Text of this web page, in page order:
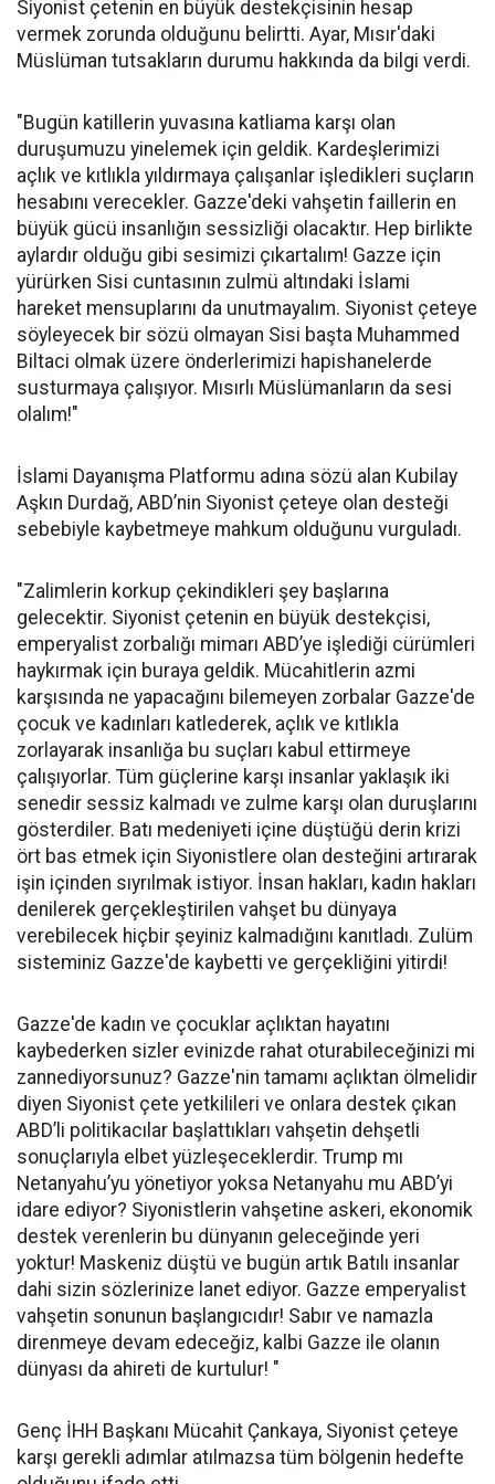
Siyonist çetenin en büyük destekçisinin hesap
vermek zorunda olduğunu belirtti. Ayar, Mısır'daki
Müslüman tutsakların durumu hakkında da bilgi verdi.
"Bugün katillerin yuvasına katliama karşı olan
duruşumuzu yinelemek için geldik. Kardeşlerimizi
açlık ve kıtlıkla yıldırmaya çalışanlar işledikleri suçların
hesabını verecekler. Gazze'deki vahşetin faillerin en
büyük gücü insanlığın sessizliği olacaktır. Hep birlikte
aylardır olduğu gibi sesimizi çıkartalım! Gazze için
yürürken Sisi cuntasının zulmü altındaki İslami
hareket mensuplarını da unutmayalım. Siyonist çeteye
söyleyecek bir sözü olmayan Sisi başta Muhammed
Biltaci olmak üzere önderlerimizi hapishanelerde
susturmaya çalışıyor. Mısırlı Müslümanların da sesi
olalım!"
İslami Dayanışma Platformu adına sözü alan Kubilay
Aşkın Durdağ, ABD’nin Siyonist çeteye olan desteği
sebebiyle kaybetmeye mahkum olduğunu vurguladı.
"Zalimlerin korkup çekindikleri şey başlarına
gelecektir. Siyonist çetenin en büyük destekçisi,
emperyalist zorbalığı mimarı ABD’ye işlediği cürümleri
haykırmak için buraya geldik. Mücahitlerin azmi
karşısında ne yapacağını bilemeyen zorbalar Gazze'de
çocuk ve kadınları katlederek, açlık ve kıtlıkla
zorlayarak insanlığa bu suçları kabul ettirmeye
çalışıyorlar. Tüm güçlerine karşı insanlar yaklaşık iki
senedir sessiz kalmadı ve zulme karşı olan duruşlarını
gösterdiler. Batı medeniyeti içine düştüğü derin krizi
ört bas etmek için Siyonistlere olan desteğini artırarak
işin içinden sıyrılmak istiyor. İnsan hakları, kadın hakları
denilerek gerçekleştirilen vahşet bu dünyaya
verebilecek hiçbir şeyiniz kalmadığını kanıtladı. Zulüm
sisteminiz Gazze'de kaybetti ve gerçekliğini yitirdi!
Gazze'de kadın ve çocuklar açlıktan hayatını
kaybederken sizler evinizde rahat oturabileceğinizi mi
zannediyorsunuz? Gazze'nin tamamı açlıktan ölmelidir
diyen Siyonist çete yetkilileri ve onlara destek çıkan
ABD’li politikacılar başlattıkları vahşetin dehşetli
sonuçlarıyla elbet yüzleşeceklerdir. Trump mı
Netanyahu’yu yönetiyor yoksa Netanyahu mu ABD’yi
idare ediyor? Siyonistlerin vahşetine askeri, ekonomik
destek verenlerin bu dünyanın geleceğinde yeri
yoktur! Maskeniz düştü ve bugün artık Batılı insanlar
dahi sizin sözlerinize lanet ediyor. Gazze emperyalist
vahşetin sonunun başlangıcıdır! Sabır ve namazla
direnmeye devam edeceğiz, kalbi Gazze ile olanın
dünyası da ahireti de kurtulur! "
Genç İHH Başkanı Mücahit Çankaya, Siyonist çeteye
karşı gerekli adımlar atılmazsa tüm bölgenin hedefte